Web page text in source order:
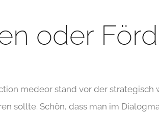
oder
medeor stand vor der
sollte. Schön, dass man im